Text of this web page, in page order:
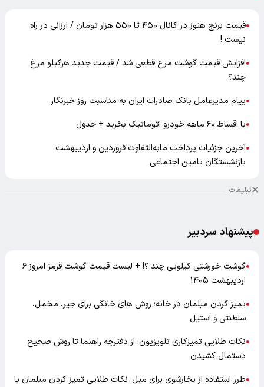
●
قیمت برنج هنوز در کانال ۴۵۰ تا ۵۵۰ هزار تومان / ارزانی در راه
نیست !
●افزایش قیمت گوشت مرغ قطعی شد / قیمت جدید هرکیلو مرغ
چند؟
●پیام مدیرعامل بانک صادرات ایران به مناسبت روز خبرنگار
●با اقساط ۶۰ ماهه خودرو اتوماتیک بخرید + جدول
●آخرین جزئیات پرداخت مابه‌التفاوت فروردین و اردیبهشت
بازنشستگان تامین اجتماعی
تبلیغات
پیشنهاد سردبیر
●
گوشت خورشتی کیلویی چند ؟! + لیست قیمت گوشت قرمز امروز ۶
اردیبهشت ۱۴۰۵
●تمیز کردن مبلمان در خانه؛ روش های خانگی برای جیر، مخمل،
سلطنتی و استیل
●نکات طلایی تمیزکاری تلویزیون؛ از دفترچه راهنما تا روش صحیح
دستمال کشیدن
●طرز استفاده از بخارشوی برای مبل؛ نکات طلایی تمیز کردن مبلمان با